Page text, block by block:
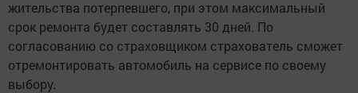
жительства потерпевшего, при этом максимальный
срок ремонта будет составлять 30 дней. По
согласованию со страховщиком страхователь сможет
отремонтировать автомобиль на сервисе по своему
выбору.